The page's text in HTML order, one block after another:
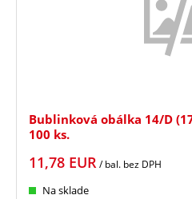
Bublinková obálka 14/D
100 ks.
11,78 EUR/ bal. bez DPH
Na sklade